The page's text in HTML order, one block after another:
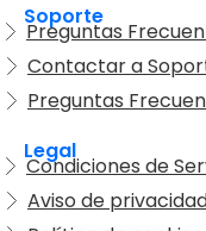
Soporte
Preguntas
Contactar a
Preguntas
Legal
Condiciones de
Aviso de